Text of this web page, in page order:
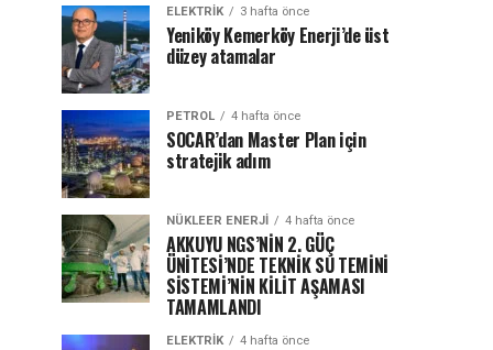
ELEKTRİK 3 hafta önce
Yeniköy Kemerköy Enerji’de üst
düzey atamalar
PETROL 4 hafta önce
SOCAR’dan Master Plan için
stratejik adım
NÜKLEER ENERJI 4 hafta önce
AKKUYU NGS’NİN 2. GÜÇ
ÜNİTESİ’NDE TEKNİK SU TEMİNİ
SİSTEMİ’NİN KİLİT AŞAMASI
TAMAMLANDI
ELEKTRİK 4 hafta önce